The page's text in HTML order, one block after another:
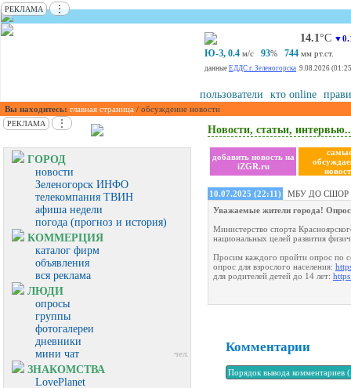
РЕКЛАМА ⋮
14.1°С
Ю-З, 0.4 м/с 93% 744 мм рт.ст.
данные ЕДДС г. Зеленогорска 9.08.2026
пользователи кто online
Вы находитесь: главная страница / обсуждение новости
РЕКЛАМА ⋮
ГОРОД
новости
Зеленогорск ИНФО
телекомпания ТВИН
афиша недели
погода (прогноз и история)
КОММЕРЦИЯ
каталог фирм
объявления
вся реклама
ЛЮДИ
опросы
группы
фотогалереи
дневники
мини чат
чел.
ЗНАКОМСТВА
LovePlanet
Новости, статьи,
добавить новость на
iZGR.ru
10.07.2025 (22:11)
МБУ ДО СШОР
Уважаемые жители города! Опрос
Министерство спорта
национальных целей развития
Просим каждого пройти опрос по
опрос для взрослого населения:
для родителей детей до 14 лет:
Комментарии